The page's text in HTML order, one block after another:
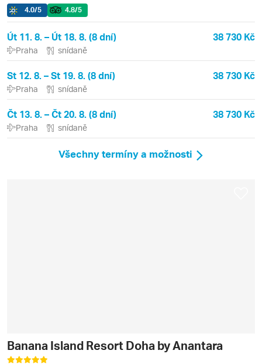
4.0/5 4.8/5
Út 11. 8. – Út 18. 8. (8 dní) 38 730 Kč
Praha snídaně
St 12. 8. – St 19. 8. (8 dní) 38 730 Kč
Praha snídaně
Čt 13. 8. – Čt 20. 8. (8 dní) 38 730 Kč
Praha snídaně
Všechny termíny a možnosti
Banana Island Resort Doha by Anantara